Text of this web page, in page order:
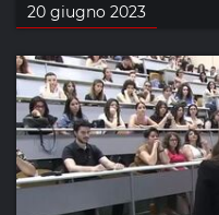
20 giugno 2023